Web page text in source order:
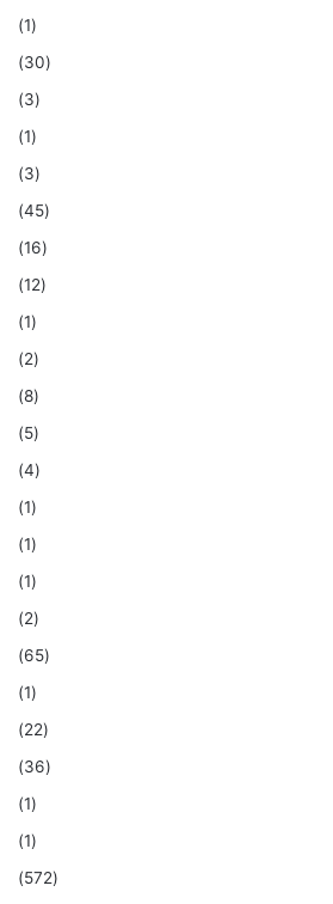
(1)
(30)
(3)
(1)
(3)
(45)
(16)
(12)
(1)
(2)
(8)
(5)
(4)
(1)
(1)
(1)
(2)
(65)
(1)
(22)
(36)
(1)
(1)
(572)